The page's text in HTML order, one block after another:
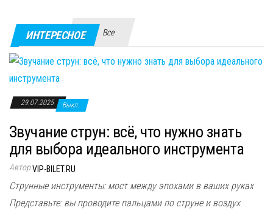
ИНТЕРЕСНОЕ Все
29.07.2025 Выкл.
Звучание струн: всё, что нужно знать
для выбора идеального инструмента
АвторVIP-BILET.RU
Струнные инструменты: мост между эпохами в ваших руках
Представьте: вы проводите пальцами по струне и воздух